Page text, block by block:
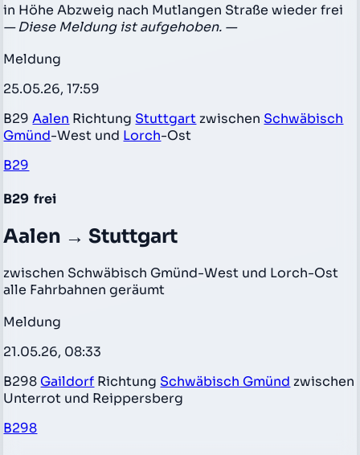
in Höhe Abzweig nach Mutlangen Straße wieder frei
— Diese Meldung ist aufgehoben. —
Meldung
25.05.26, 17:59
B29Aalen Richtung Stuttgart zwischen Schwäbisch
Gmünd-West und Lorch-Ost
B29
B29 frei
Aalen → Stuttgart
zwischen Schwäbisch Gmünd-West und Lorch-Ost
alle Fahrbahnen geräumt
Meldung
21.05.26, 08:33
B298 Gaildorf Richtung Schwäbisch Gmünd zwischen
Unterrot und Reippersberg
B298